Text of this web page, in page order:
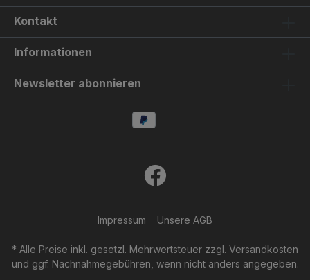
Kontakt
Informationen
Newsletter abonnieren
Impressum Unsere AGB
* Alle Preise inkl. gesetzl. Mehrwertsteuer zzgl. Versandkosten
und ggf. Nachnahmegebühren, wenn nicht anders angegeben.